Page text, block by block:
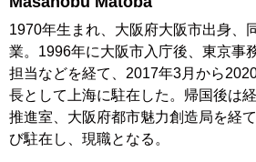
1970年生まれ、大阪府大阪市出身、
業。1996年に大阪市入庁後、東京事
担当などを経て、2017年3月から
長として上海に駐在した。帰国後は
推進室、大阪府都市魅力創造局を経
び駐在し、現職となる。